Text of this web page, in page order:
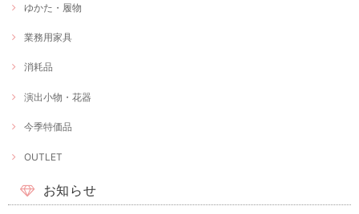
ゆかた・履物
業務用家具
消耗品
演出小物・花器
今季特価品
OUTLET
お知らせ